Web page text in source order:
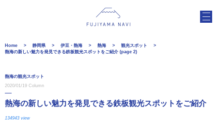
Home 静岡県 伊豆・熱海 熱海
観光スポット
熱海の新しい魅力を発見できる鉄板観光スポットをご紹介 (page 2)
熱海の観光スポット
2020/01/19 Column
熱海の新しい魅力を発見できる鉄板観光スポットをご紹介
134943 view